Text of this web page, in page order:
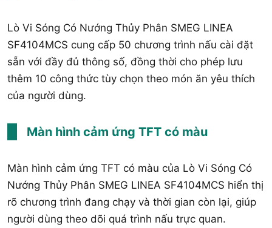
Lò Vi Sóng Có Nướng Thủy Phân SMEG LINEA
SF4104MCS cung cấp 50 chương trình nấu cài đặt
sẵn với đầy đủ thông số, đồng thời cho phép lưu
thêm 10 công thức tùy chọn theo món ăn yêu thích
của người dùng.
Màn hình cảm ứng TFT có màu
Màn hình cảm ứng TFT có màu của Lò Vi Sóng Có
Nướng Thủy Phân SMEG LINEA SF4104MCS hiển thị
rõ chương trình đang chạy và thời gian còn lại, giúp
người dùng theo dõi quá trình nấu trực quan.